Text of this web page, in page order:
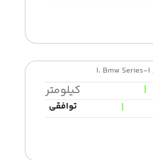
|
کیلومتر
|
توافقی